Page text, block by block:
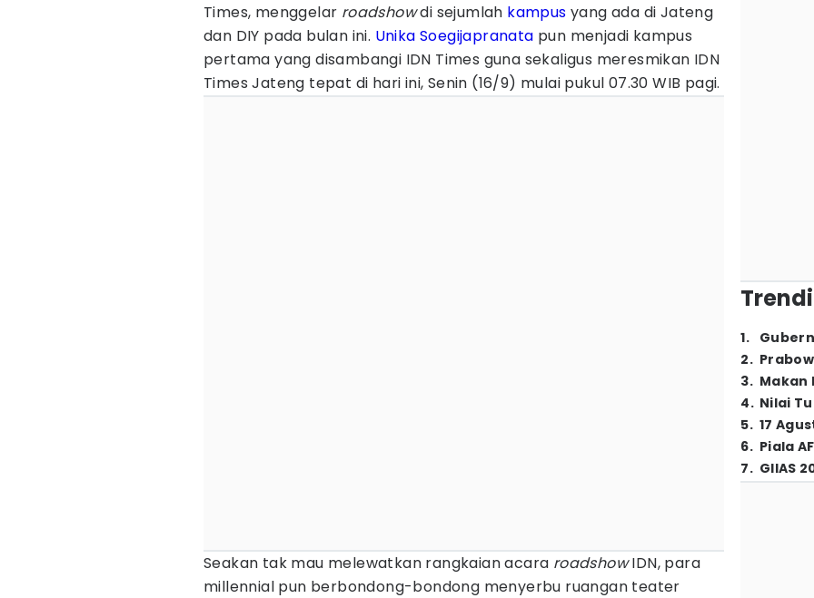
Times, menggelar roadshowdi sejumlah kampus yang ada di Jateng
dan DIY pada bulan ini. Unika Soegijapranata pun menjadi kampus
pertama yang disambangi IDN Times guna sekaligus meresmikan IDN
Times Jateng tepat di hari ini, Senin (16/9) mulai pukul 07.30 WIB pagi.
Seakan tak mau melewatkan rangkaian acara roadshowIDN, para
millennial pun berbondong-bondong menyerbu ruangan teater
1.
2.
3. Makan
4. Nilai
5. 17
6. Piala
7. GIIAS